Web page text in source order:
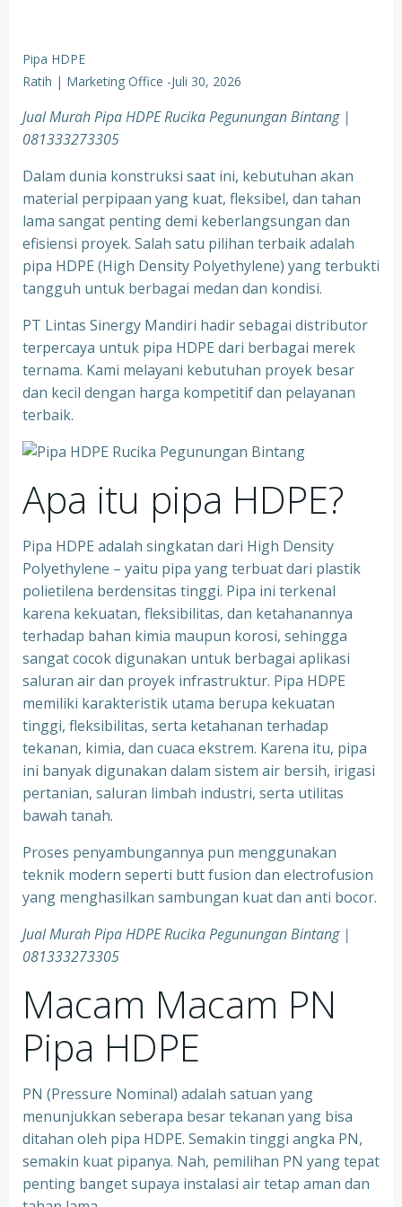
Pipa HDPE
Ratih | Marketing Office -Juli 30, 2026
Jual Murah Pipa HDPE Rucika Pegunungan Bintang |
081333273305
Dalam dunia konstruksi saat ini, kebutuhan akan
material perpipaan yang kuat, fleksibel, dan tahan
lama sangat penting demi keberlangsungan dan
efisiensi proyek. Salah satu pilihan terbaik adalah
pipa HDPE (High Density Polyethylene) yang terbukti
tangguh untuk berbagai medan dan kondisi.
PT Lintas Sinergy Mandiri hadir sebagai distributor
terpercaya untuk pipa HDPE dari berbagai merek
ternama. Kami melayani kebutuhan proyek besar
dan kecil dengan harga kompetitif dan pelayanan
terbaik.
Apa itu pipa HDPE?
Pipa HDPE adalah singkatan dari High Density
Polyethylene – yaitu pipa yang terbuat dari plastik
polietilena berdensitas tinggi. Pipa ini terkenal
karena kekuatan, fleksibilitas, dan ketahanannya
terhadap bahan kimia maupun korosi, sehingga
sangat cocok digunakan untuk berbagai aplikasi
saluran air dan proyek infrastruktur. Pipa HDPE
memiliki karakteristik utama berupa kekuatan
tinggi, fleksibilitas, serta ketahanan terhadap
tekanan, kimia, dan cuaca ekstrem. Karena itu, pipa
ini banyak digunakan dalam sistem air bersih, irigasi
pertanian, saluran limbah industri, serta utilitas
bawah tanah.
Proses penyambungannya pun menggunakan
teknik modern seperti butt fusion dan electrofusion
yang menghasilkan sambungan kuat dan anti bocor.
Jual Murah Pipa HDPE Rucika Pegunungan Bintang |
081333273305
Macam Macam PN
Pipa HDPE
PN (Pressure Nominal) adalah satuan yang
menunjukkan seberapa besar tekanan yang bisa
ditahan oleh pipa HDPE. Semakin tinggi angka PN,
semakin kuat pipanya. Nah, pemilihan PN yang tepat
penting banget supaya instalasi air tetap aman dan